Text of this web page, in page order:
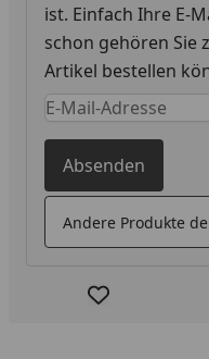
ist. Einfach Ihre E-
schon gehören Sie
Artikel bestellen
Keine Eingabe
Eingabe erforderlich
Absenden
Andere Produkte
Produkt zur